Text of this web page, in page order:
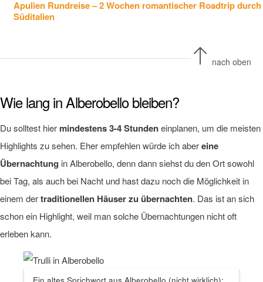
Apulien Rundreise – 2 Wochen romantischer Roadtrip durch
Süditalien
nach oben
Wie lang in Alberobello bleiben?
Du solltest hier mindestens 3-4 Stundeneinplanen, um die meisten
Highlights zu sehen. Eher empfehlen würde ich abereine
Übernachtung in Alberobello, denn dann siehst du den Ort sowohl
bei Tag, als auch bei Nacht und hast dazu noch die Möglichkeit in
einem dertraditionellen Häuser zu übernachten. Das ist an sich
schon ein Highlight, weil man solche Übernachtungen nicht oft
erleben kann.